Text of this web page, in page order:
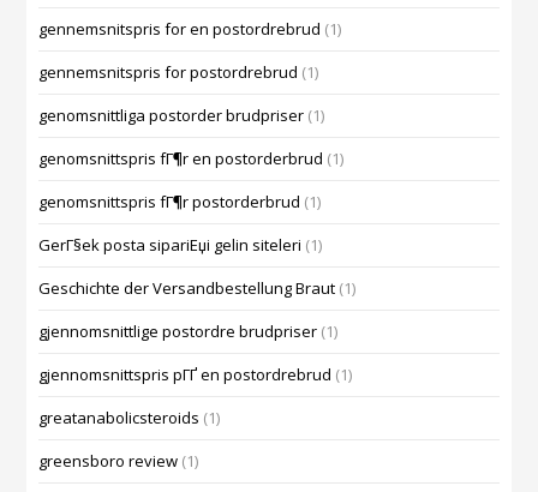
gennemsnitspris for en postordrebrud (1)
gennemsnitspris for postordrebrud (1)
genomsnittliga postorder brudpriser (1)
genomsnittspris fГ¶r en postorderbrud (1)
genomsnittspris fГ¶r postorderbrud (1)
GerГ§ek posta sipariЕџi gelin siteleri (1)
Geschichte der Versandbestellung Braut (1)
gjennomsnittlige postordre brudpriser (1)
gjennomsnittspris pГҐ en postordrebrud (1)
greatanabolicsteroids (1)
greensboro review (1)